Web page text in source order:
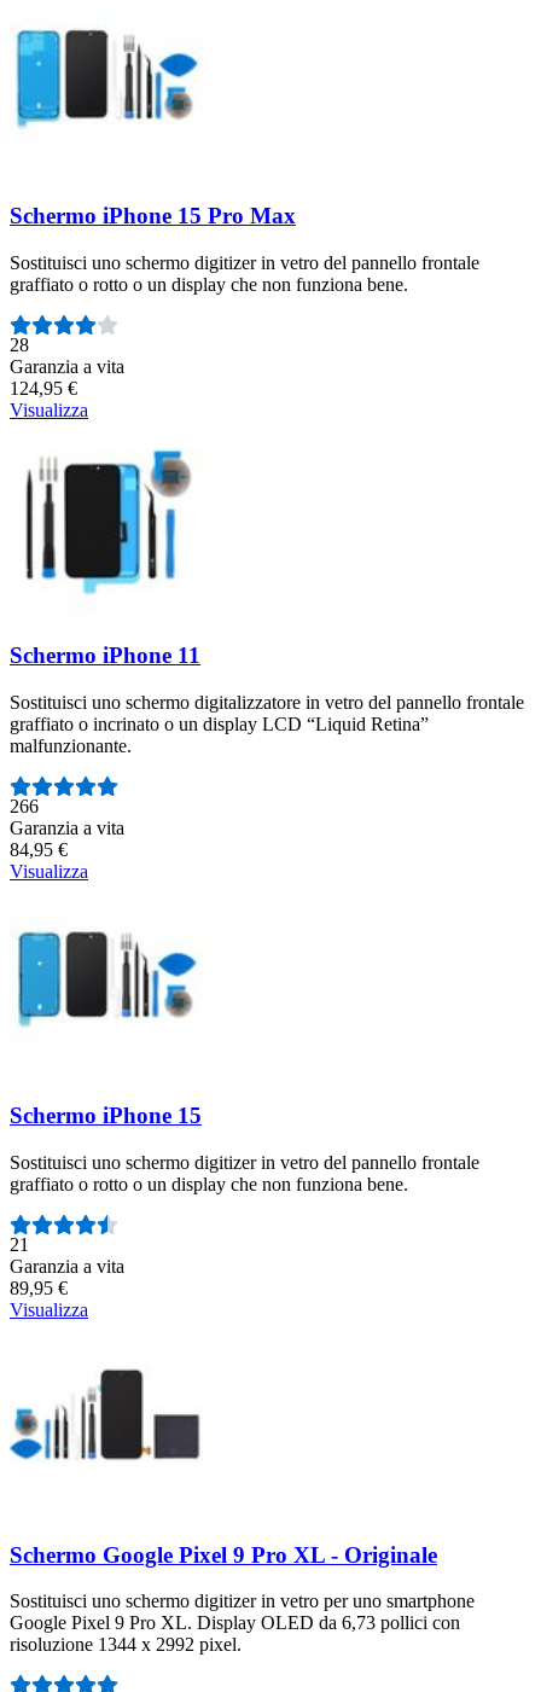
Schermo iPhone 15 Pro Max
Sostituisci uno schermo digitizer in vetro del pannello frontale
graffiato o rotto o un display che non funziona bene.
Numero di recensioni:
28
Garanzia a vita
124,95 €
Visualizza
Schermo iPhone 11
Sostituisci uno schermo digitalizzatore in vetro del pannello frontale
graffiato o incrinato o un display LCD “Liquid Retina”
malfunzionante.
Numero di recensioni:
266
Garanzia a vita
84,95 €
Visualizza
Schermo iPhone 15
Sostituisci uno schermo digitizer in vetro del pannello frontale
graffiato o rotto o un display che non funziona bene.
Numero di recensioni:
21
Garanzia a vita
89,95 €
Visualizza
Schermo Google Pixel 9 Pro XL - Originale
Sostituisci uno schermo digitizer in vetro per uno smartphone
Google Pixel 9 Pro XL. Display OLED da 6,73 pollici con
risoluzione 1344 x 2992 pixel.